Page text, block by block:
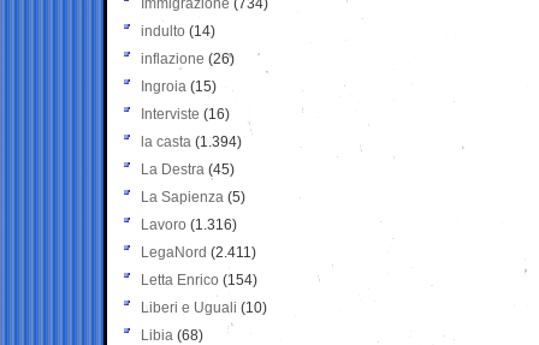
Immigrazione (734)
indulto (14)
inflazione (26)
Ingroia (15)
Interviste (16)
la casta (1.394)
La Destra (45)
La Sapienza (5)
Lavoro (1.316)
LegaNord (2.411)
Letta Enrico (154)
Liberi e Uguali (10)
Libia (68)